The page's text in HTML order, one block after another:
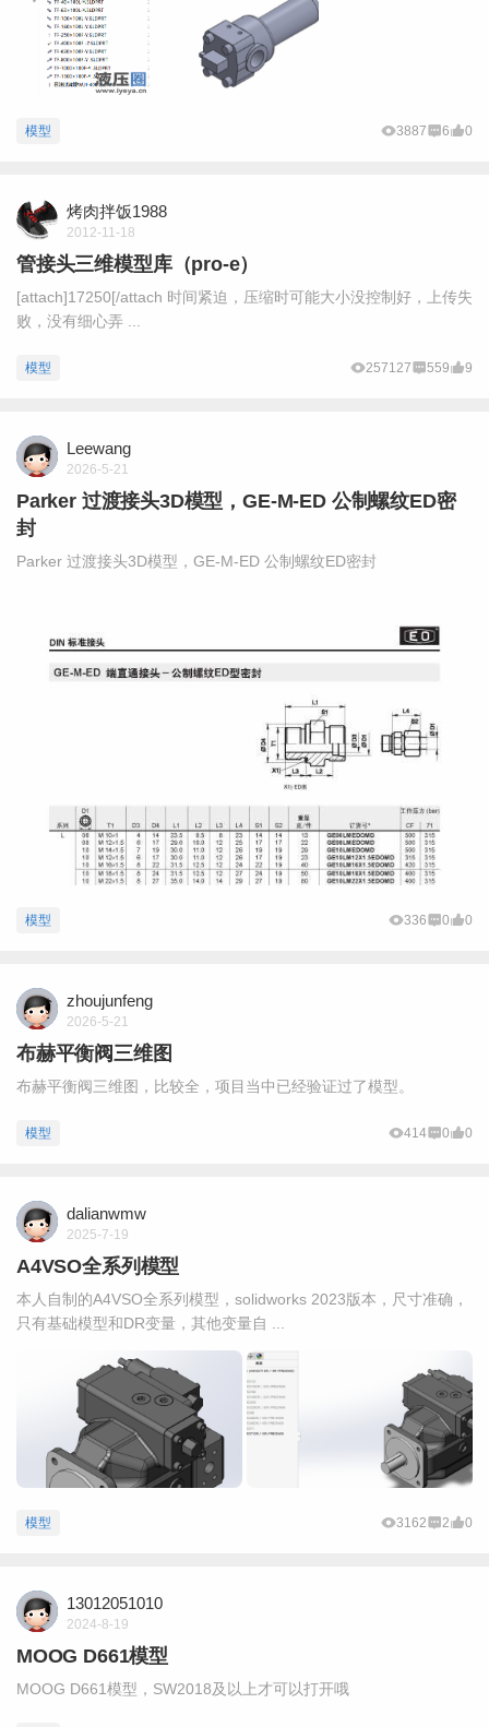
模型 3887 6 0
烤肉拌饭1988
2012-11-18
管接头三维模型库（pro-e）
[attach]17250[/attach 时间紧迫，压缩时可能大小没控制好，上传失
败，没有细心弄 ...
模型 257127 559 9
Leewang
2026-5-21
Parker 过渡接头3D模型，GE-M-ED 公制螺纹ED密
封
Parker 过渡接头3D模型，GE-M-ED 公制螺纹ED密封
模型 336 0 0
zhoujunfeng
2026-5-21
布赫平衡阀三维图
布赫平衡阀三维图，比较全，项目当中已经验证过了模型。
模型 414 0 0
dalianwmw
2025-7-19
A4VSO全系列模型
本人自制的A4VSO全系列模型，solidworks 2023版本，尺寸准确，
只有基础模型和DR变量，其他变量自 ...
模型 3162 2 0
13012051010
2024-8-19
MOOG D661模型
MOOG D661模型，SW2018及以上才可以打开哦